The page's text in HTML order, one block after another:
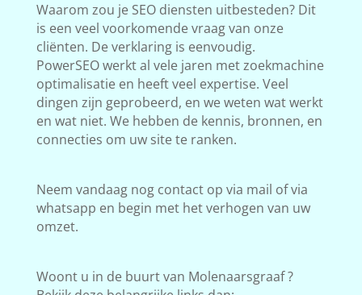
Waarom zou je SEO diensten uitbesteden? Dit
is een veel voorkomende vraag van onze
cliënten. De verklaring is eenvoudig.
PowerSEO werkt al vele jaren met zoekmachine
optimalisatie en heeft veel expertise. Veel
dingen zijn geprobeerd, en we weten wat werkt
en wat niet. We hebben de kennis, bronnen, en
connecties om uw site te ranken.
Neem vandaag nog contact op via mail of via
whatsapp en begin met het verhogen van uw
omzet.
Woont u in de buurt van Molenaarsgraaf ?